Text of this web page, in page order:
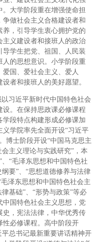
大学阶段重在增强使命担
做社会主义合格建设者和
，引导学生衷心拥护党的
义建设者和接班人的政治
学生把党、祖国、人民装
的思想意识。小学阶段重
国、爱社会主义、爱人
者和接班人的美好愿望。
习近平新时代中国特色社会
。在保持思政课必修课程
段特点构建形成必修课加
学院率先全面开设“习近平
博士阶段开设“中国马克思主
主义理论与实践研究”，本
“毛泽东思想和中国特色社
要”、“思想道德修养与法律
泽东思想和中国特色社会主
基础”、“形势与政策”等必
国特色社会主义思想，党
史，宪法法律，中华优秀传
性必修课程。高中阶段开
总书记最新重要讲话精神开